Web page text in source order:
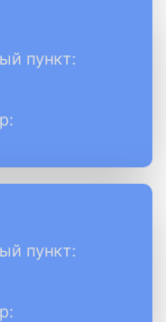
пункт:
пункт: